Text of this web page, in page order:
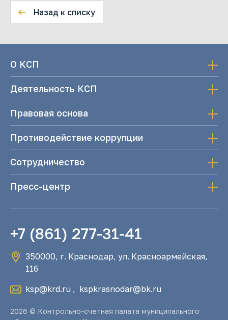
Назад к списку
О КСП
Деятельность КСП
Правовая основа
Противодействие коррупции
Сотрудничество
Пресс-центр
+7 (861) 277-31-41
350000, г. Краснодар, ул. Красноармейская,
116
ksp@krd.ru , kspkrasnodar@bk.ru
2026 © Контрольно-счетная палата муниципального